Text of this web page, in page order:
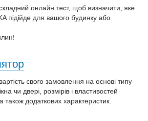
онлайн тест, щоб визначити, яке
підійде для вашого будинку або
свого замовлення на основі типу
чи двері, розмірів і властивостей
а також додаткових характеристик.